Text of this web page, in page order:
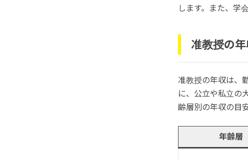
します。また、学
准教授の年
准教授の年収は、
に、公立や私立の
齢層別の年収の目安
年齢層